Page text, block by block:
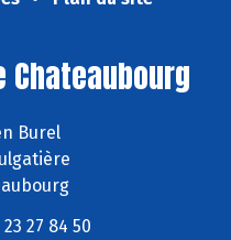
Chateaubourg
Burel
27 84 50